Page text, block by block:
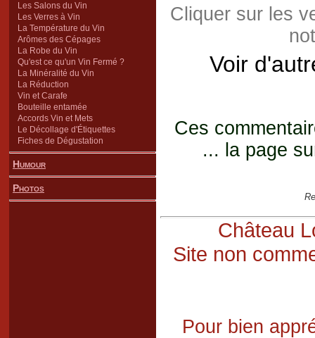
Les Salons du Vin
Les Verres à Vin
La Température du Vin
Arômes des Cépages
La Robe du Vin
Qu'est ce qu'un Vin Fermé ?
La Minéralité du Vin
La Réduction
Vin et Carafe
Bouteille entamée
Accords Vin et Mets
Le Décollage d'Étiquettes
Fiches de Dégustation
Humour
Photos
Cliquer sur les
Voir
Ces
... la page
Château
Site non
Pour bien